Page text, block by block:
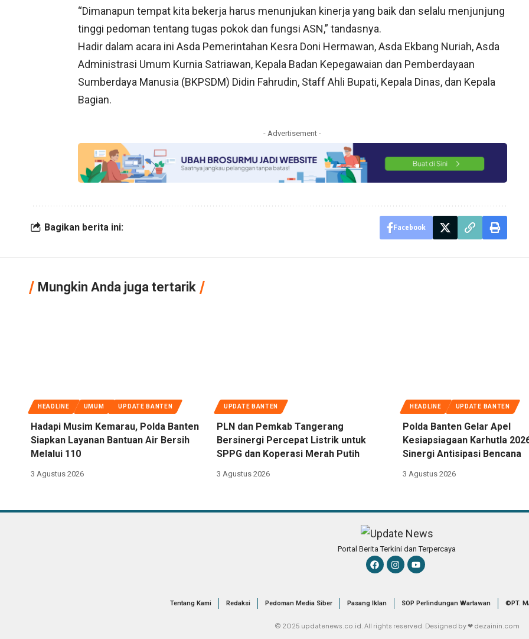
“Dimanapun tempat kita bekerja harus menunjukan kinerja yang baik dan selalu menjunjung
tinggi pedoman tentang tugas pokok dan fungsi ASN,” tandasnya.
Hadir dalam acara ini Asda Pemerintahan Kesra Doni Hermawan, Asda Ekbang Nuriah, Asda
Administrasi Umum Kurnia Satriawan, Kepala Badan Kepegawaian dan Pemberdayaan
Sumberdaya Manusia (BKPSDM) Didin Fahrudin, Staff Ahli Bupati, Kepala Dinas, dan Kepala
Bagian.
- Advertisement -
Bagikan berita ini: Facebook
Mungkin Anda juga tertarik
HEADLINE UMUM UPDATE BANTEN
Hadapi Musim Kemarau, Polda Banten
Siapkan Layanan Bantuan Air Bersih
Melalui 110
3 Agustus 2026
UPDATE BANTEN
PLN dan Pemkab Tangerang
Bersinergi Percepat Listrik untuk
SPPG dan Koperasi Merah Putih
3 Agustus 2026
HEADLINE UPDATE BANTEN
Polda Banten Gelar Apel
Kesiapsiagaan Karhutla
Sinergi Antisipasi Bencana
3 Agustus 2026
Portal Berita Terkini dan Terpercaya
Tentang Kami Redaksi Pedoman Media Siber Pasang Iklan SOP Perlindungan Wartawan ©PT.
© 2025 updatenews.co.id. All rights reserved. Designed by ❤ dezainin.com